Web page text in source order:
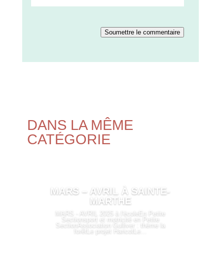
Soumettre le commentaire
DANS LA MÊME
CATÉGORIE
MARS – AVRIL À SAINTE-
MARTHE
MARS - AVRIL 2025 à l'écoleEn Petite
Sectionsport et motricité en Petite
SectionAssociation Gulliver : thème la
forêtLe projet HaricotLe...